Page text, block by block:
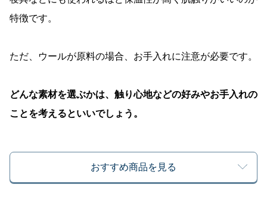
特徴です。
ただ、ウールが原料の場合、お手入れに注意が必要です。
どんな素材を選ぶかは、触り心地などの好みやお手入れの
ことを考えるといいでしょう。
おすすめ商品を見る